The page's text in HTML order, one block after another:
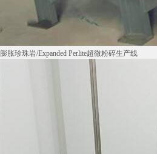
膨胀珍珠岩/Expanded Perlite超微粉碎生产线